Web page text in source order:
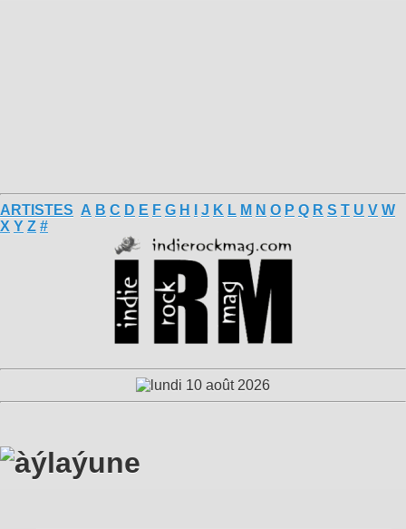
ARTISTES A B C D E F G H J K L M N O P Q R S T U V W
X Y Z #